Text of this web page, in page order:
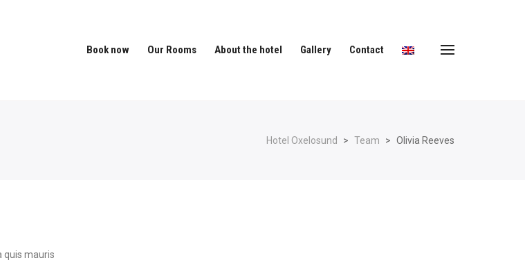
Book now Our Rooms About the hotel Gallery Contact
Hotel Oxelosund > Team > Olivia Reeves
quis mauris